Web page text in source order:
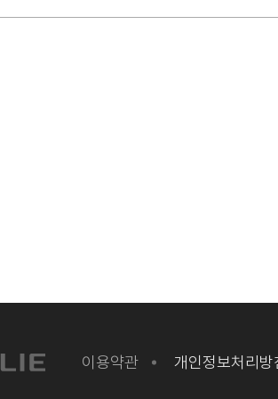
이용약관 개인정보처리방